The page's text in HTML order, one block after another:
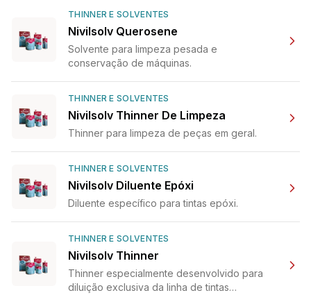
THINNER E SOLVENTES
Nivilsolv Querosene
Solvente para limpeza pesada e
conservação de máquinas.
THINNER E SOLVENTES
Nivilsolv Thinner De Limpeza
Thinner para limpeza de peças em geral.
THINNER E SOLVENTES
Nivilsolv Diluente Epóxi
Diluente específico para tintas epóxi.
THINNER E SOLVENTES
Nivilsolv Thinner
Thinner especialmente desenvolvido para
diluição exclusiva da linha de tintas